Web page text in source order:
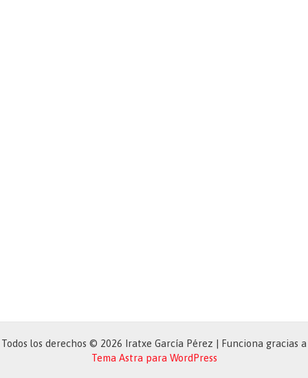
Todos los derechos © 2026 Iratxe García Pérez | Funciona gracias a
Tema Astra para WordPress